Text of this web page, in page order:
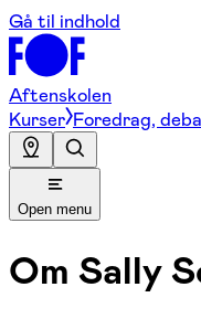
Gå til indhold
Aftenskolen
Kurser Foredrag,
Open menu
Om Sally